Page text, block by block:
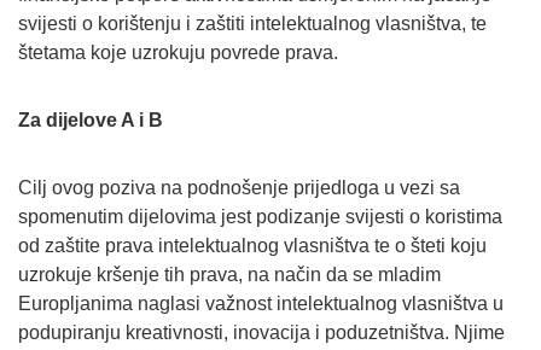
svijesti o korištenju i zaštiti intelektualnog vlasništva, te
štetama koje uzrokuju povrede prava.
Za dijelove A i B
Cilj ovog poziva na podnošenje prijedloga u vezi sa
spomenutim dijelovima jest podizanje svijesti o koristima
od zaštite prava intelektualnog vlasništva te o šteti koju
uzrokuje kršenje tih prava, na način da se mladim
Europljanima naglasi važnost intelektualnog vlasništva u
podupiranju kreativnosti, inovacija i poduzetništva. Njime